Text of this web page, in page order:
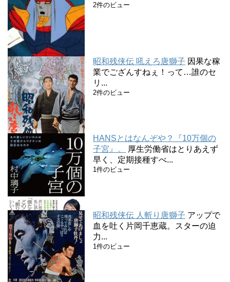
2件のビュー
昭和残侠伝 吼えろ唐獅子 因果な稼
業でござんすねぇ！って…誰のセ
リ...
2件のビュー
HANSとはなんぞや？『10万個の
子宮』。
厚生労働省はとりあえず
早く、定期接種すべ...
1件のビュー
昭和残侠伝 人斬り唐獅子 アップで
血を吐く片岡千恵蔵。スターの迫
力...
1件のビュー